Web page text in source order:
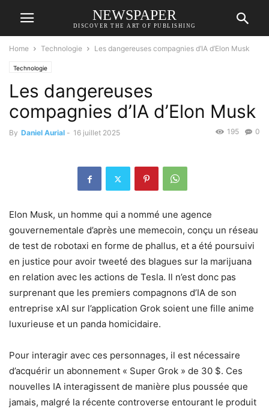
NEWSPAPER
DISCOVER THE ART OF PUBLISHING
Home Technologie Les dangereuses compagnies d’IA d’Elon Musk
Technologie
Les dangereuses
compagnies d’IA d’Elon Musk
By Daniel Aurial - 16 juillet 2025 0
195
Elon Musk, un homme qui a nommé une agence
gouvernementale d’après une memecoin, conçu un réseau
de test de robotaxi en forme de phallus, et a été poursuivi
en justice pour avoir tweeté des blagues sur la marijuana
en relation avec les actions de Tesla. Il n’est donc pas
surprenant que les premiers compagnons d’IA de son
entreprise xAI sur l’application Grok soient une fille anime
luxurieuse et un panda homicidaire.
Pour interagir avec ces personnages, il est nécessaire
d’acquérir un abonnement « Super Grok » de 30 $. Ces
nouvelles IA interagissent de manière plus poussée que
jamais, malgré la récente controverse entourant le produit